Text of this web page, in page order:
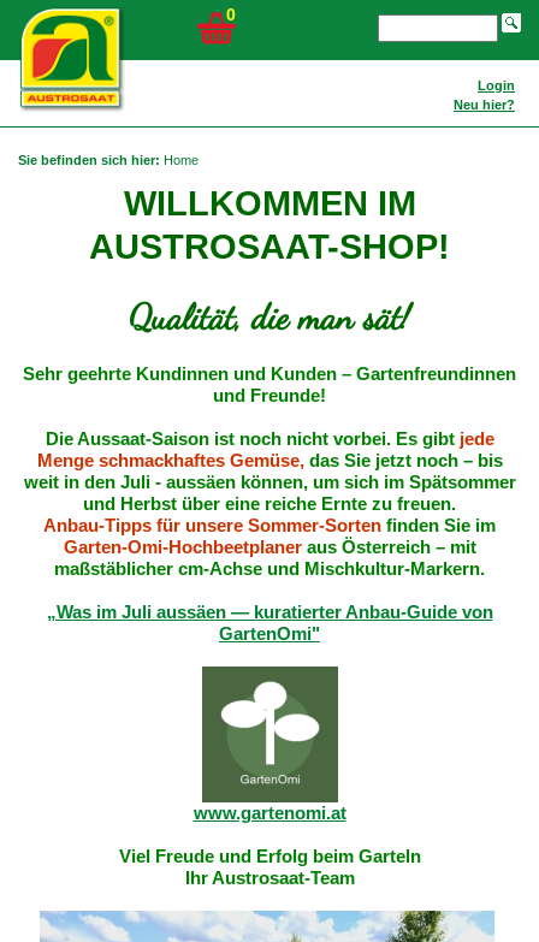
0
Login
Neu hier?
Sie befinden sich hier: Home
WILLKOMMEN IM
AUSTROSAAT-SHOP!
Qualität, die man sät!
Sehr geehrte Kundinnen und Kunden – Gartenfreundinnen
und Freunde!
Die Aussaat-Saison ist noch nicht vorbei. Es gibt jede
Menge schmackhaftes Gemüse,das Sie jetzt noch – bis
weit in den Juli - aussäen können, um sich im Spätsommer
und Herbst über eine reiche Ernte zu freuen.
Anbau-Tipps für unsere Sommer-Sorten finden Sie im
Garten-Omi-Hochbeetplaner aus Österreich – mit
maßstäblicher cm-Achse und Mischkultur-Markern.
„Was im Juli aussäen — kuratierter Anbau-Guide von
GartenOmi"
www.gartenomi.at
Viel Freude und Erfolg beim Garteln
Ihr Austrosaat-Team